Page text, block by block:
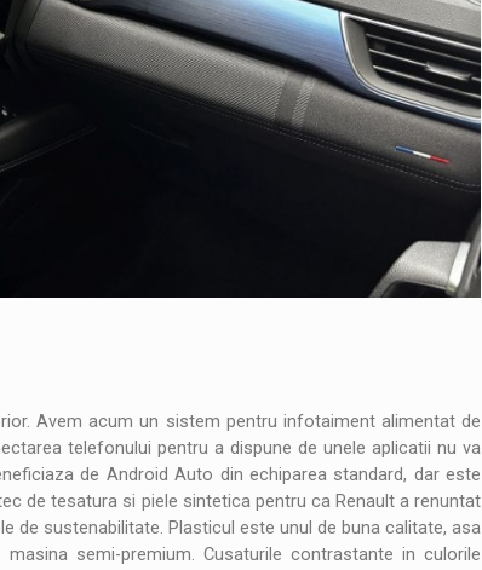
Avem acum un sistem pentru infotaiment alimentat de
telefonului pentru a dispune de unele aplicatii nu va
de Android Auto din echiparea standard, dar este
de tesatura si piele sintetica pentru ca Renault a renuntat
de sustenabilitate. Plasticul este unul de buna calitate, asa
semi-premium. Cusaturile contrastante in culorile